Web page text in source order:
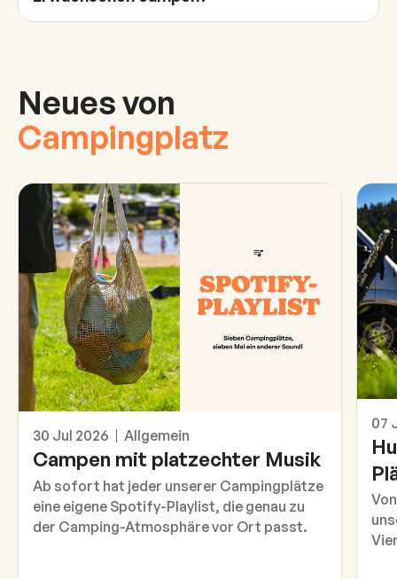
Neues von
Campingplatz
Das ist neu
30 Jul 2026 Allgemein
Campen mit platzechter Musik
Ab sofort hat jeder unserer Campingplätze
eine eigene Spotify-Playlist, die genau zu
der Camping-Atmosphäre vor Ort passt.
07